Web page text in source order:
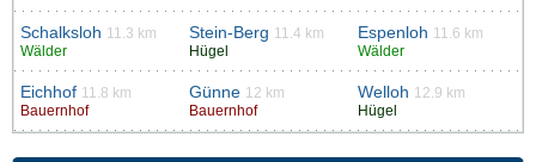
Schalksloh 11.3 km
Wälder
Stein-Berg 11.4 km
Hügel
Espenloh 11.6 km
Wälder
Eichhof 11.8 km
Bauernhof
Günne 12 km
Bauernhof
Welloh 12.9 km
Hügel